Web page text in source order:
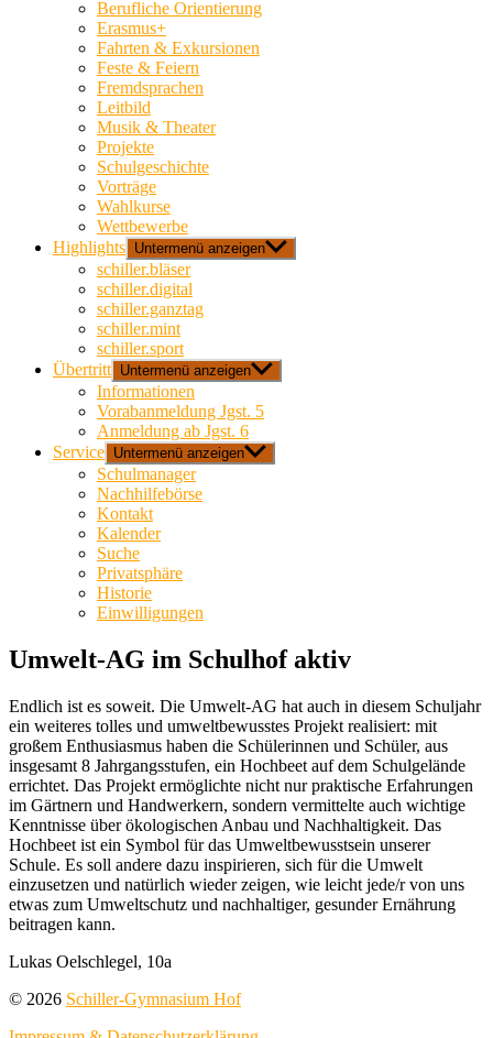
Berufliche Orientierung
Erasmus+
Fahrten & Exkursionen
Feste & Feiern
Fremdsprachen
Leitbild
Musik & Theater
Projekte
Schulgeschichte
Vorträge
Wahlkurse
Wettbewerbe
Highlights Untermenü anzeigen
schiller.bläser
schiller.digital
schiller.ganztag
schiller.mint
schiller.sport
Übertritt Untermenü anzeigen
Informationen
Vorabanmeldung Jgst. 5
Anmeldung ab Jgst. 6
Service Untermenü anzeigen
Schulmanager
Nachhilfebörse
Kontakt
Kalender
Suche
Privatsphäre
Historie
Einwilligungen
Umwelt-AG im Schulhof aktiv
Endlich ist es soweit. Die Umwelt-AG hat auch in diesem Schuljahr
ein weiteres tolles und umweltbewusstes Projekt realisiert: mit
großem Enthusiasmus haben die Schülerinnen und Schüler, aus
insgesamt 8 Jahrgangsstufen, ein Hochbeet auf dem Schulgelände
errichtet. Das Projekt ermöglichte nicht nur praktische Erfahrungen
im Gärtnern und Handwerkern, sondern vermittelte auch wichtige
Kenntnisse über ökologischen Anbau und Nachhaltigkeit. Das
Hochbeet ist ein Symbol für das Umweltbewusstsein unserer
Schule. Es soll andere dazu inspirieren, sich für die Umwelt
einzusetzen und natürlich wieder zeigen, wie leicht jede/r von uns
etwas zum Umweltschutz und nachhaltiger, gesunder Ernährung
beitragen kann.
Lukas Oelschlegel, 10a
© 2026 Schiller-Gymnasium Hof